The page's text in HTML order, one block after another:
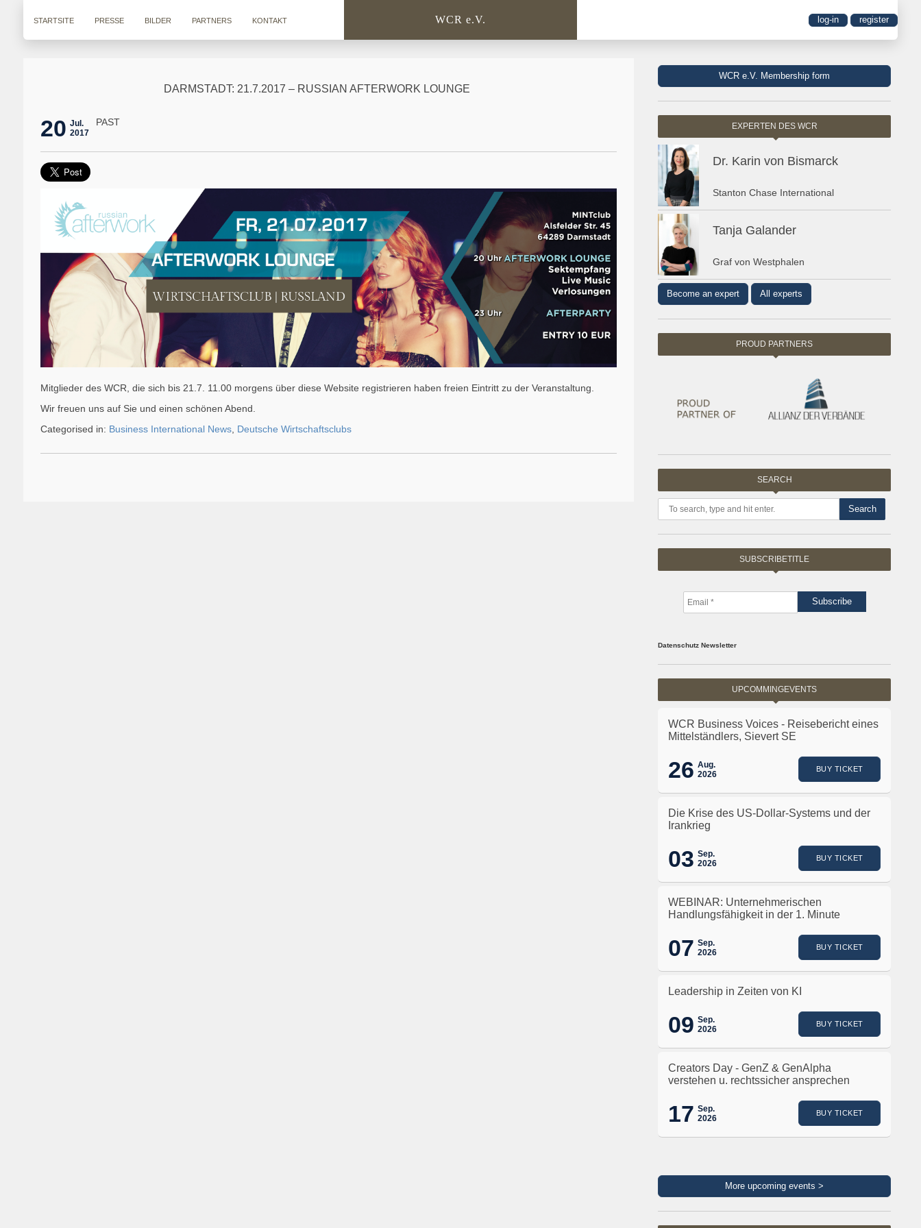
STARTSITE PRESSE BILDER PARTNERS KONTAKT WCR e.V. log-in register
DARMSTADT: 21.7.2017 – RUSSIAN AFTERWORK LOUNGE
20 Jul.
2017
PAST
Mitglieder des WCR, die sich bis 21.7. 11.00 morgens über diese Website registrieren haben freien Eintritt zu der Veranstaltung.
Wir freuen uns auf Sie und einen schönen Abend.
Categorised in: Business International News, Deutsche Wirtschaftsclubs
WCR e.V. Membership form
EXPERTEN DES WCR
Dr. Karin von Bismarck
Stanton Chase International
Tanja Galander
Graf von Westphalen
Become an expert All experts
PROUD PARTNERS
SEARCH
Search
SUBSCRIBETITLE
Datenschutz Newsletter
UPCOMMINGEVENTS
WCR Business Voices - Reisebericht eines
Mittelständlers, Sievert SE
26 Aug.
2026
BUY TICKET
Die Krise des US-Dollar-Systems und der
Irankrieg
03 Sep.
2026
BUY TICKET
WEBINAR: Unternehmerischen
Handlungsfähigkeit in der 1. Minute
07 Sep.
2026
BUY TICKET
Leadership in Zeiten von KI
09 Sep.
2026
BUY TICKET
Creators Day - GenZ & GenAlpha
verstehen u. rechtssicher ansprechen
17 Sep.
2026
BUY TICKET
More upcoming events >